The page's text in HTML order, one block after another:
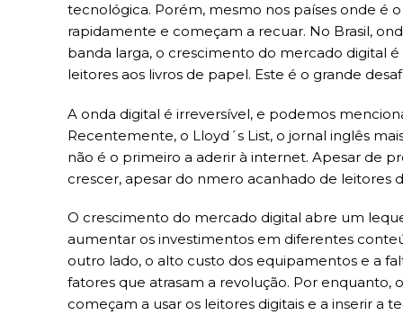
tecnológica. Porém, mesmo nos países onde é
rapidamente e começam a recuar. No Brasil,
banda larga, o crescimento do mercado digital
leitores aos livros de papel. Este é o grande
A onda digital é irreversível, e podemos
Recentemente, o Lloyd´s List, o jornal inglês
não é o primeiro a aderir à internet. Apesar de
crescer, apesar do nmero acanhado de leitores
O crescimento do mercado digital abre um
aumentar os investimentos em diferentes
outro lado, o alto custo dos equipamentos e a
fatores que atrasam a revolução. Por enquanto,
começam a usar os leitores digitais e a inserir a